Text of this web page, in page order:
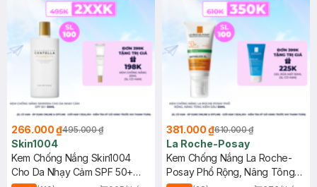
266.000 ₫495.000 ₫
Skin1004
Kem Chống Nắng Skin1004
Cho Da Nhạy Cảm SPF 50+
381.000 ₫610.000 ₫
La Roche-Posay
Kem Chống Nắng La Roche-
Posay Phổ Rộng, Nâng Tông